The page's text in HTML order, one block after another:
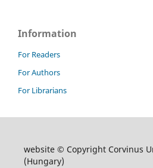
Information
For Readers
For Authors
For Librarians
website © Copyright Corvinus
(Hungary)